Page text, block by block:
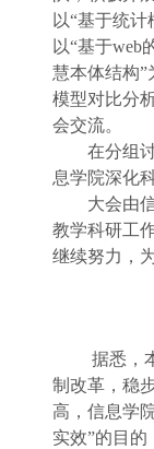
以“基于统
以“基于web
慧本体结构”
模型对比分
会交流。
在分组
息学院深化
大会由
教学科研工
继续努力，
据悉，
制改革，稳
高，信息学
实效”的目